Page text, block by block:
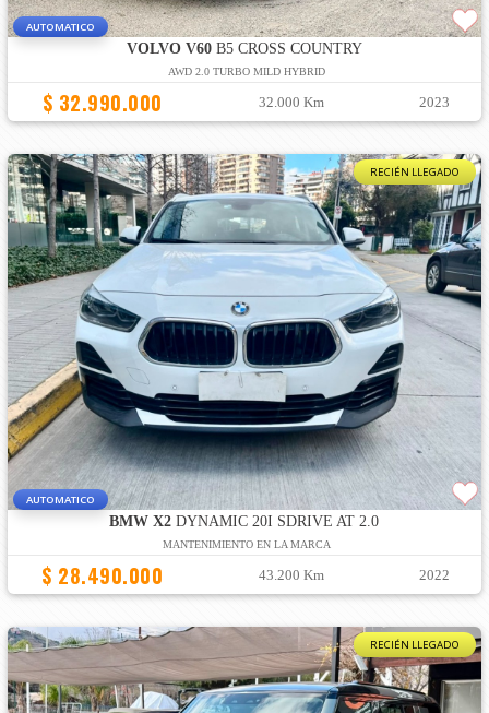
AUTOMATICO
VOLVO V60B5 CROSS COUNTRY
AWD 2.0 TURBO MILD HYBRID
$ 32.990.000 32.000 Km 2023
RECIÉN LLEGADO
AUTOMATICO
BMW X2 DYNAMIC 20I SDRIVE AT 2.0
MANTENIMIENTO EN LA MARCA
$ 28.490.000 43.200 Km 2022
RECIÉN LLEGADO